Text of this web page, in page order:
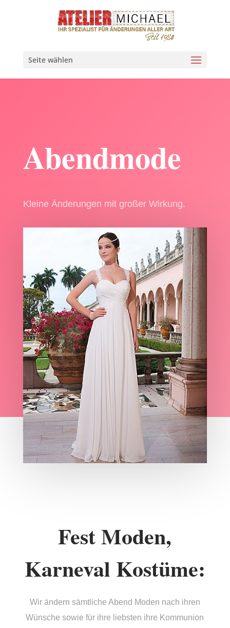
Seite wählen
Abendmode
Kleine Änderungen mit großer Wirkung.
Fest Moden,
Karneval Kostüme:
Wir ändern sämtliche Abend Moden nach ihren
Wünsche sowie für ihre liebsten ihre Kommunion